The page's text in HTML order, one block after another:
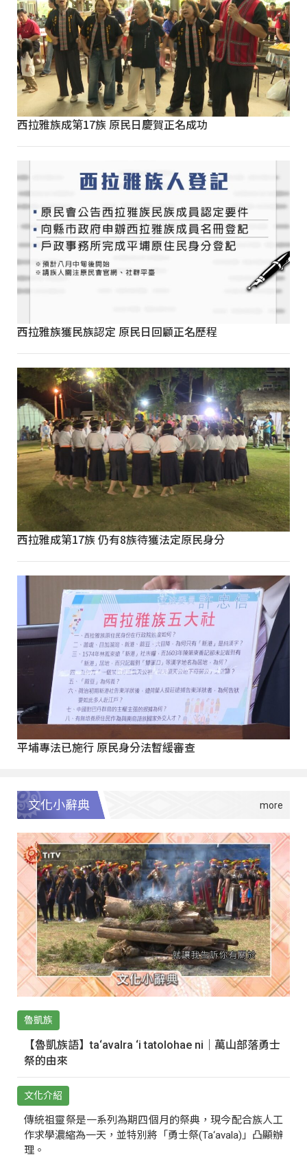
西拉雅族成第17族 原民日慶賀正名成功
西拉雅族獲民族認定 原民日回顧正名歷程
西拉雅成第17族 仍有8族待獲法定原民身分
平埔專法已施行 原民身分法暫緩審查
文化小辭典
魯凱族
【魯凱族語】ta‘avalra ‘i tatolohae ni｜萬山部落勇士
祭的由來
文化介紹
傳統祖靈祭是一系列為期四個月的祭典，現今配合族人工
作求學濃縮為一天，並特別將「勇士祭(Ta‘avala)」凸顯辦
理。